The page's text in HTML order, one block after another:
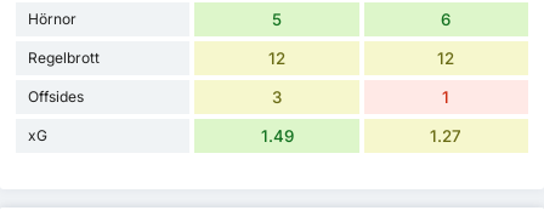
Hörnor 5 6
Regelbrott 12 12
Offsides 3 1
xG 1.49 1.27